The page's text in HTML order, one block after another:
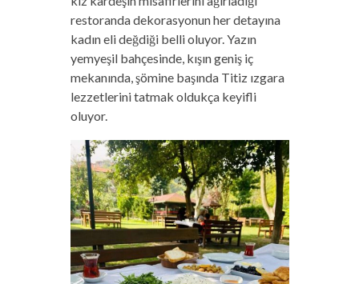
restoranda dekorasyonun her detayına
kadın eli değdiği belli oluyor. Yazın
yemyeşil bahçesinde, kışın geniş iç
mekanında, şömine başında Titiz ızgara
lezzetlerini tatmak oldukça keyifli
oluyor.